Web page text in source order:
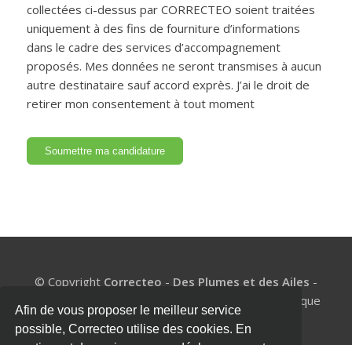
Afin de vous proposer le meilleur service
possible, Correcteo utilise des cookies. En
collectées ci-dessus par CORRECTEO soient traitées
uniquement à des fins de fourniture d’informations
dans le cadre des services d’accompagnement
proposés. Mes données ne seront transmises à aucun
autre destinataire sauf accord exprès. J’ai le droit de
retirer mon consentement à tout moment
© Copyright Correcteo - Des Plumes et des Ailes -
BE1002.977.327 - Un coach de mémoire pour chaque
étudiant
Mentions légales|Politique de confidentialité